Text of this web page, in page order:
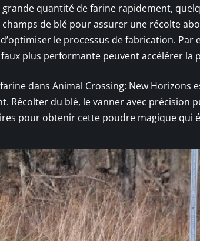
quantité de farine rapidement,
de blé pour assurer une récolte
le processus de fabrication. Par
faux plus performante peuvent accélérer la
dans Animal Crossing: New
Récolter du blé, le vanner avec précision
pour obtenir cette poudre magique qui